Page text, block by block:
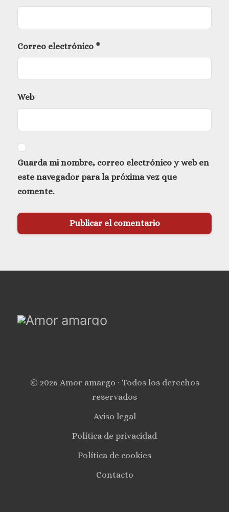
Correo electrónico *
Web
Guarda mi nombre, correo electrónico y web en
este navegador para la próxima vez que
comente.
© 2026 Amor amargo · Todos los derechos
reservados
Aviso legal
Política de privacidad
Política de cookies
Contacto